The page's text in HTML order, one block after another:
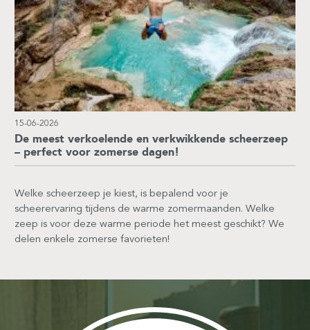
15-06-2026
De meest verkoelende en verkwikkende scheerzeep
– perfect voor zomerse dagen!
Welke scheerzeep je kiest, is bepalend voor je
scheerervaring tijdens de warme zomermaanden. Welke
zeep is voor deze warme periode het meest geschikt? We
delen enkele zomerse favorieten!